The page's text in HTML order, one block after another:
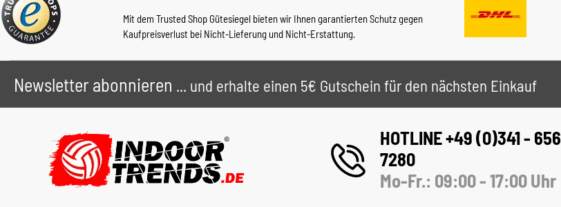
Mit dem Trusted Shop Gütesiegel bieten wir Ihnen garantierten Schutz gegen
Kaufpreisverlust bei Nicht-Lieferung und Nicht-Erstattung.
Newsletter abonnieren ... und erhalte einen 5€ Gutschein für den nächsten Einkauf
HOTLINE +49 (0)341 - 656
7280
Mo-Fr.: 09:00 - 17:00 Uhr